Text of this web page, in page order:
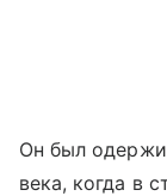
Он был
века, когда в